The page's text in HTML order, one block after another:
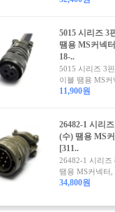
5015 시리즈 3
땜용 MS커넥
18-..
5015 시리즈 3
이블 땜용 MS커
11,900원
26482-1 시리
(수) 땜용 MS
[311..
26482-1 시리즈
땜용 MS커넥터,
34,800원